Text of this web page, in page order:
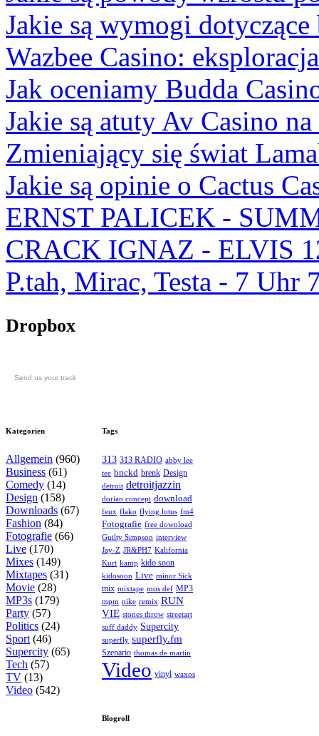
Jakie są wymogi
Wazbee Casino:
Jak oceniamy Budda
Jakie są atuty Av Casino
Zmieniający się świat
Jakie są opinie o Cactus
ERNST PALICEK -
CRACK IGNAZ - ELVIS
P.tah, Mirac, Testa - 7
Dropbox
Send us your track
Kategorien
Allgemein (960)
Business (61)
Comedy (14)
Design (158)
Downloads (67)
Fashion (84)
Fotografie (66)
Live (170)
Mixes (149)
Mixtapes (31)
Movie (28)
MP3s (179)
Party (57)
Politics (24)
Sport (46)
Supercity (65)
Tech (57)
TV (13)
Video (542)
Tags
313 313 RADIO abby lee
tee bnckd brenk Design
detroit detroitjazzin
dorian concept download
feux flako flying lotus fm4
Fotografie free download
Guilty Simpson interview
Jay-Z JR&PH7 Kalifornia
Kurt kamp kido soon
kidosoon Live minor Sick
mix mixtape mos def MP3
mpm nike remix RUN
VIE stones throw streetart
suff daddy Supercity
superfly superfly.fm
Szenario thomas de martin
Video vinyl waxos
Blogroll